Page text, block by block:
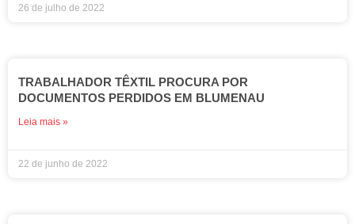
26 de julho de 2022
TRABALHADOR TÊXTIL PROCURA POR
DOCUMENTOS PERDIDOS EM BLUMENAU
Leia mais »
22 de junho de 2022